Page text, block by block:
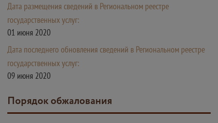
Дата размещения сведений в Региональном реестре
государственных услуг:
01 июня 2020
Дата последнего обновления сведений в Региональном реестре
государственных услуг:
09 июня 2020
Порядок обжалования